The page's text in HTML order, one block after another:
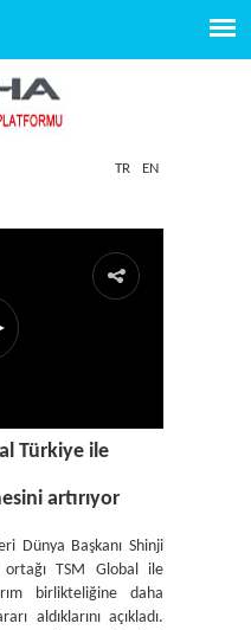
TR EN
Türkiye ile
artırıyor
Dünya Başkanı Shinji
ortağı TSM Global ile
birlikteliğine daha
aldıklarını açıkladı.